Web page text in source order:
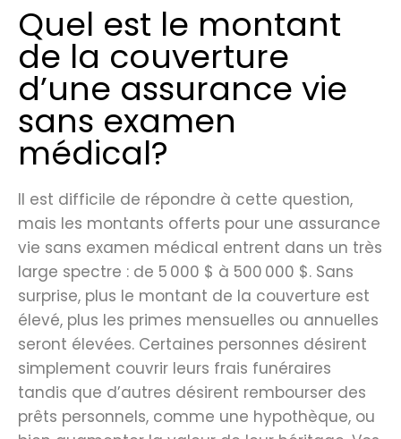
Quel est le montant
de la couverture
d’une assurance vie
sans examen
médical?
Il est difficile de répondre à cette question,
mais les montants offerts pour une assurance
vie sans examen médical entrent dans un très
large spectre : de 5 000 $ à 500 000 $. Sans
surprise, plus le montant de la couverture est
élevé, plus les primes mensuelles ou annuelles
seront élevées. Certaines personnes désirent
simplement couvrir leurs frais funéraires
tandis que d’autres désirent rembourser des
prêts personnels, comme une hypothèque, ou